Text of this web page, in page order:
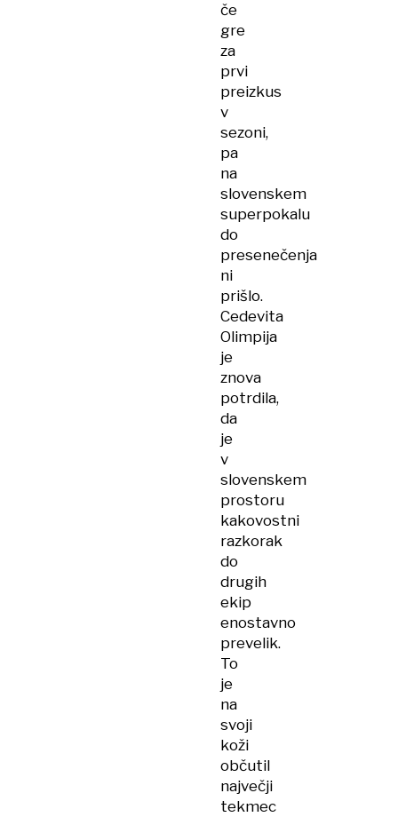
če
gre
za
prvi
preizkus
v
sezoni,
pa
na
slovenskem
superpokalu
do
presenečenja
ni
prišlo.
Cedevita
Olimpija
je
znova
potrdila,
da
je
v
slovenskem
prostoru
kakovostni
razkorak
do
drugih
ekip
enostavno
prevelik.
To
je
na
svoji
koži
občutil
največji
tekmec